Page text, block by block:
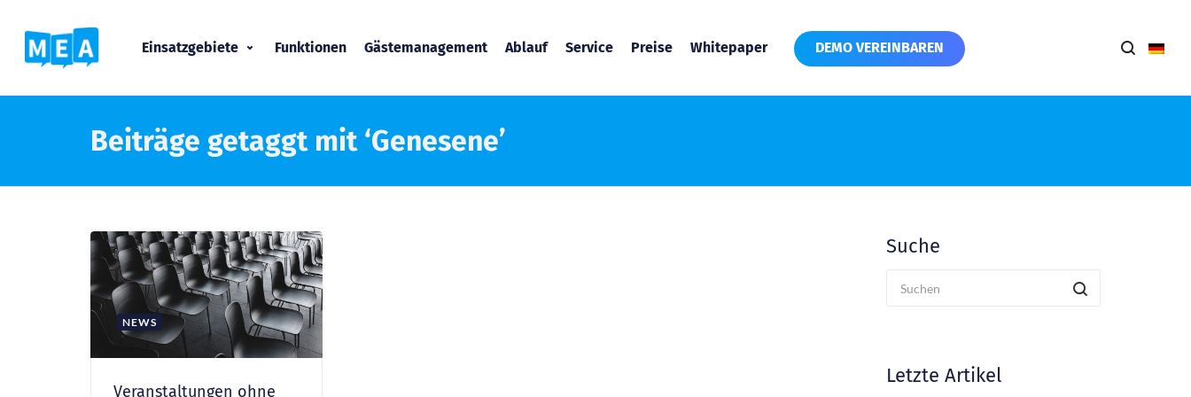
Einsatzgebiete Funktionen Gästemanagement Ablauf Service Preise Whitepaper DEMO VEREINBAREN
Beiträge getaggt mit ‘Genesene’
NEWS
Veranstaltungen ohne
Suche
Letzte Artikel